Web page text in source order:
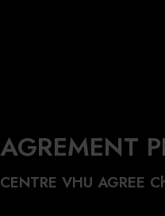
AGREMENT
CENTRE VHU AGREE